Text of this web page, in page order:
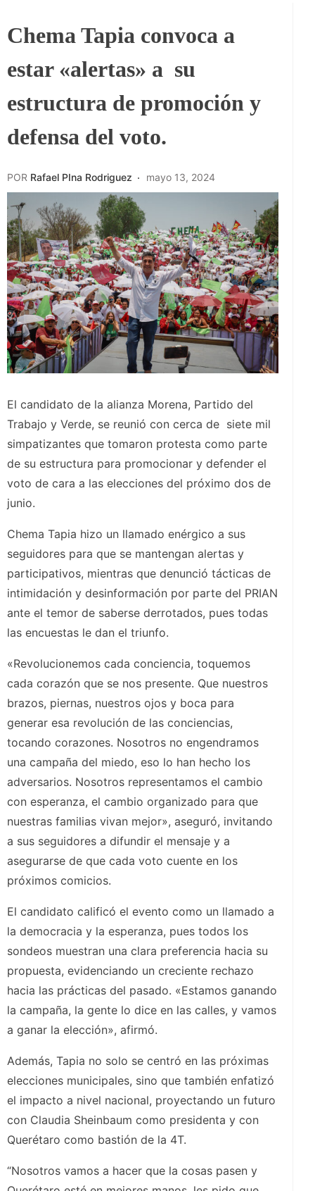
Chema Tapia convoca a
estar «alertas» a su
estructura de promoción y
defensa del voto.
POR Rafael PIna Rodriguez mayo 13, 2024
El candidato de la alianza Morena, Partido del
Trabajo y Verde, se reunió con cerca de siete mil
simpatizantes que tomaron protesta como parte
de su estructura para promocionar y defender el
voto de cara a las elecciones del próximo dos de
junio.
Chema Tapia hizo un llamado enérgico a sus
seguidores para que se mantengan alertas y
participativos, mientras que denunció tácticas de
intimidación y desinformación por parte del PRIAN
ante el temor de saberse derrotados, pues todas
las encuestas le dan el triunfo.
«Revolucionemos cada conciencia, toquemos
cada corazón que se nos presente. Que nuestros
brazos, piernas, nuestros ojos y boca para
generar esa revolución de las conciencias,
tocando corazones. Nosotros no engendramos
una campaña del miedo, eso lo han hecho los
adversarios. Nosotros representamos el cambio
con esperanza, el cambio organizado para que
nuestras familias vivan mejor», aseguró, invitando
a sus seguidores a difundir el mensaje y a
asegurarse de que cada voto cuente en los
próximos comicios.
El candidato calificó el evento como un llamado a
la democracia y la esperanza, pues todos los
sondeos muestran una clara preferencia hacia su
propuesta, evidenciando un creciente rechazo
hacia las prácticas del pasado. «Estamos ganando
la campaña, la gente lo dice en las calles, y vamos
a ganar la elección», afirmó.
Además, Tapia no solo se centró en las próximas
elecciones municipales, sino que también enfatizó
el impacto a nivel nacional, proyectando un futuro
con Claudia Sheinbaum como presidenta y con
Querétaro como bastión de la 4T.
“Nosotros vamos a hacer que la cosas pasen y